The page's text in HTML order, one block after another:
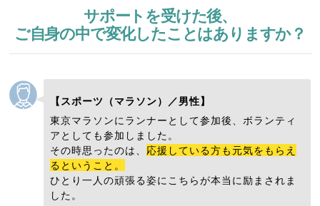
サポートを受けた後、
ご自身の中で変化したことはありますか？
【スポーツ（マラソン）／男性】
東京マラソンにランナーとして参加後、ボランティ
アとしても参加しました。
その時思ったのは、 応援している方も元気をもらえ
るということ。
ひとり一人の頑張る姿にこちらが本当に励まされま
した。